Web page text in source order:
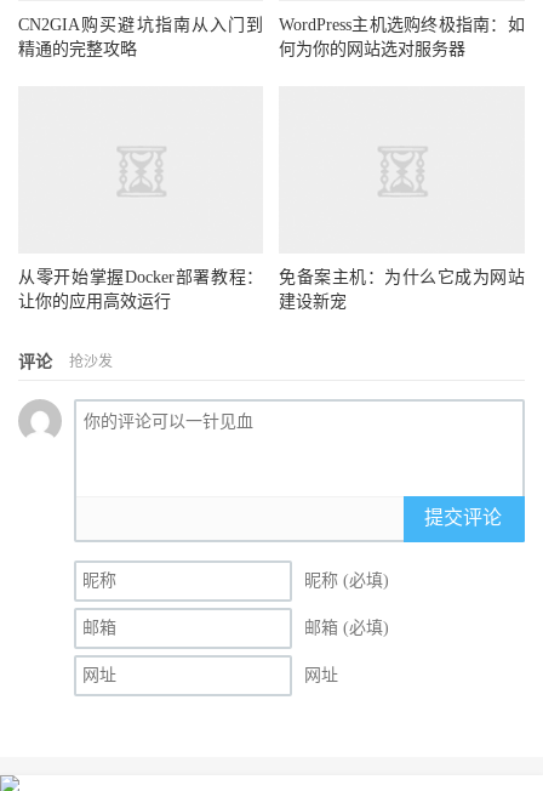
CN2GIA购买避坑指南从入门到
精通的完整攻略
WordPress主机选购终极指南：如
何为你的网站选对服务器
从零开始掌握Docker部署教程：
让你的应用高效运行
免备案主机：为什么它成为网站
建设新宠
评论 抢沙发
提交评论
昵称 (必填)
邮箱 (必填)
网址